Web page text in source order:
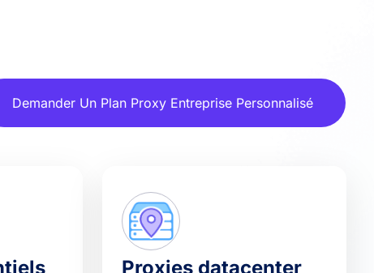
Demander Un Plan Proxy Entreprise Personnalisé
Proxies datacenter